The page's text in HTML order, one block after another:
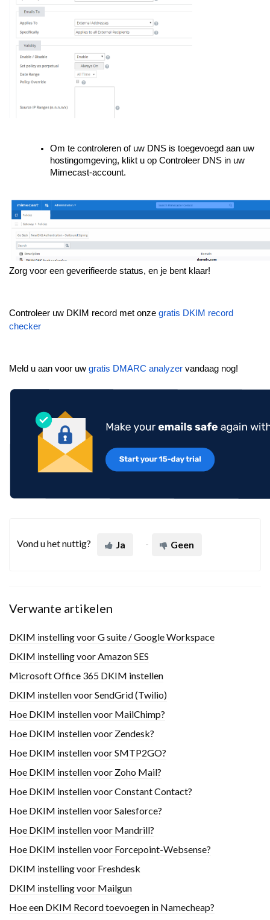
Om te controleren of uw DNS is toegevoegd aan uw
hostingomgeving, klikt u op Controleer DNS in uw
Mimecast-account.
Zorg voor een geverifieerde status, en je bent klaar!
Controleer uw DKIM record met onze gratis DKIM record
checker
Meld u aan voor uw gratis DMARC analyzer vandaag nog!
Vond u het nuttig? Ja Geen
Verwante artikelen
DKIM instelling voor G suite / Google Workspace
DKIM instelling voor Amazon SES
Microsoft Office 365 DKIM instellen
DKIM instellen voor SendGrid (Twilio)
Hoe DKIM instellen voor MailChimp?
Hoe DKIM instellen voor Zendesk?
Hoe DKIM instellen voor SMTP2GO?
Hoe DKIM instellen voor Zoho Mail?
Hoe DKIM instellen voor Constant Contact?
Hoe DKIM instellen voor Salesforce?
Hoe DKIM instellen voor Mandrill?
Hoe DKIM instellen voor Forcepoint-Websense?
DKIM instelling voor Freshdesk
DKIM instelling voor Mailgun
Hoe een DKIM Record toevoegen in Namecheap?